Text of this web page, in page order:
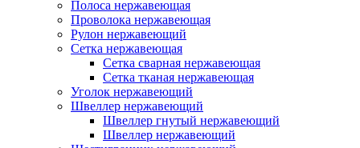
Полоса нержавеющая
Проволока нержавеющая
Рулон нержавеющий
Сетка нержавеющая
Сетка сварная нержавеющая
Сетка тканая нержавеющая
Уголок нержавеющий
Швеллер нержавеющий
Швеллер гнутый нержавеющий
Швеллер нержавеющий